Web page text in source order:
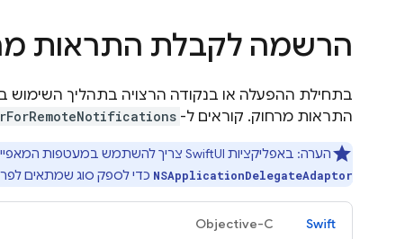
הרשמה לקבלת התראות
בתחילת ההפעלה או בנקודה הרצויה בתהליך השימוש
התראות מרחוק. קוראים ל-
הערה: באפליקציות SwiftUI צריך להשתמש במעטפות המאפיינים
NSApplicationDelegateAdaptor כדי לספק סוג שמתאים
Swift
Objective-C